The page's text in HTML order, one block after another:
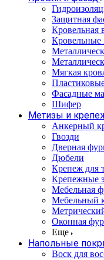
Защитная
Кровельная
Кровельные
Мягкая
Фасадные
Шифер
Метизы и
Анкерный
Гвозди
Дверная
Дюбели
Крепеж для
Крепежные
Мебельная
Мебельный
Оконная
Еще
Напольные
Воск для